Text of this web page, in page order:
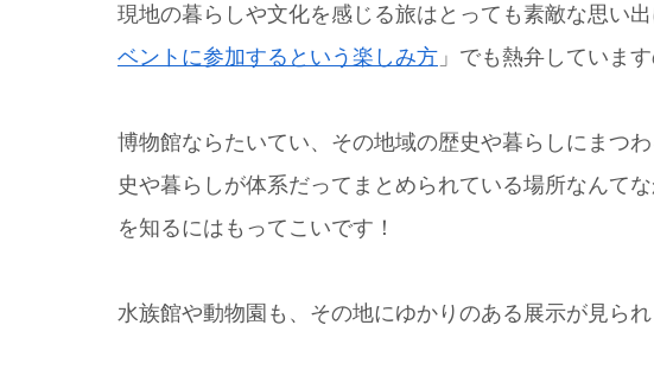
現地の暮らしや文化を感じる旅はとっても素敵な思い
ベントに参加するという楽しみ方 」でも熱弁していま
博物館ならたいてい、その地域の歴史や暮らしにまつ
史や暮らしが体系だってまとめられている場所なんて
を知るにはもってこいです！
水族館や動物園も、その地にゆかりのある展示が見られ